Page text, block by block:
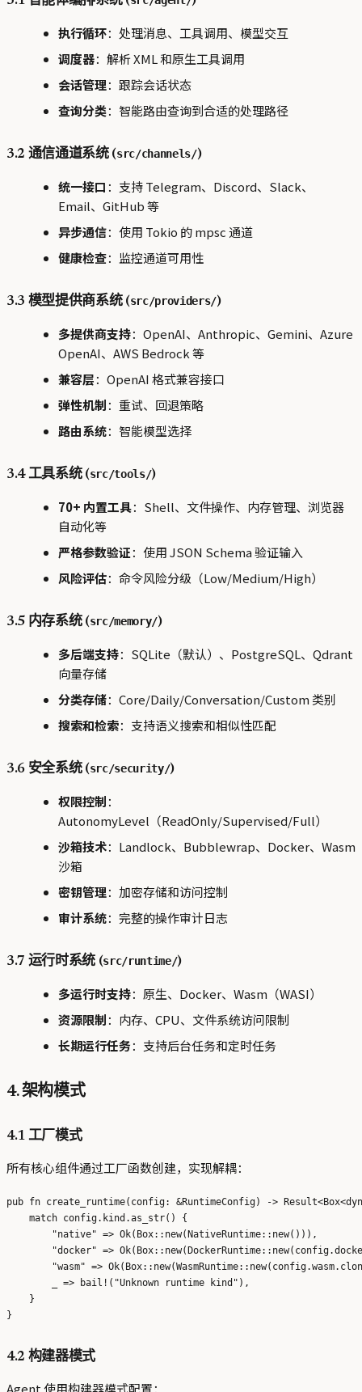
执行循环：处理消息、工具调用、模型交互
调度器：解析 XML 和原生工具调用
会话管理：跟踪会话状态
查询分类：智能路由查询到合适的处理路径
3.2 通信通道系统 (src/channels/)
统一接口 ：支持 Telegram、Discord、Slack、
Email、GitHub 等
异步通信：使用 Tokio 的 mpsc 通道
健康检查：监控通道可用性
3.3 模型提供商系统 (src/providers/)
多提供商支持：OpenAI、Anthropic、Gemini、Azure
OpenAI、AWS Bedrock 等
兼容层：OpenAI 格式兼容接口
弹性机制：重试、回退策略
路由系统：智能模型选择
3.4 工具系统 (src/tools/)
70+ 内置工具：Shell、文件操作、内存管理、浏览器
自动化等
严格参数验证：使用 JSON Schema 验证输入
风险评估：命令风险分级（Low/Medium/High）
3.5 内存系统 (src/memory/)
多后端支持：SQLite（默认）、PostgreSQL、Qdrant
向量存储
分类存储：Core/Daily/Conversation/Custom 类别
搜索和检索：支持语义搜索和相似性匹配
3.6 安全系统 (src/security/)
权限控制：
AutonomyLevel（ReadOnly/Supervised/Full）
沙箱技术：Landlock、Bubblewrap、Docker、Wasm
沙箱
密钥管理：加密存储和访问控制
审计系统：完整的操作审计日志
3.7 运行时系统 (src/runtime/)
多运行时支持：原生、Docker、Wasm（WASI）
资源限制：内存、CPU、文件系统访问限制
长期运行任务：支持后台任务和定时任务
4. 架构模式
4.1 工厂模式
所有核心组件通过工厂函数创建，实现解耦：
pub fn create_runtime(config: &RuntimeConfig) ->
    match config.kind.as_str() {
        "native" => Ok(Box::new(NativeRuntime::new())),
"docker" =>
"wasm" =>
        _ => bail!("Unknown runtime kind"),
    }
4.2 构建器模式
Agent 使用构建器模式配置：